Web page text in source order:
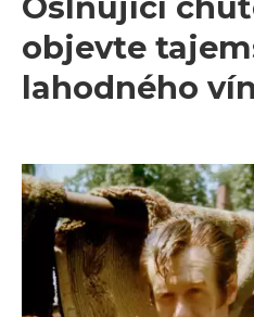
objevte
lahodného